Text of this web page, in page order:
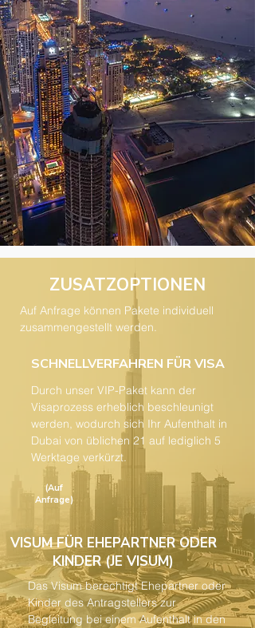
ZUSATZOPTIONEN
Auf Anfrage können Pakete individuell
zusammengestellt werden.
SCHNELLVERFAHREN FÜR VISA
Durch unser VIP-Paket kann der
Visaprozess erheblich beschleunigt
werden, wodurch sich Ihr Aufenthalt in
Dubai von üblichen 21 auf lediglich 5
Werktage verkürzt.
(Auf
Anfrage)
VISUM FÜR EHEPARTNER ODER
KINDER (JE VISUM)
Das Visum berechtigt Ehepartner oder
Kinder des Antragstellers zur
Begleitung bei einem Aufenthalt in den